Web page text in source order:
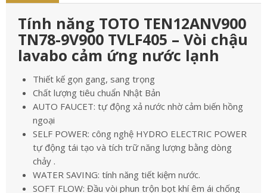
Tính năng TOTO TEN12ANV900
TN78-9V900 TVLF405 – Vòi chậu
lavabo cảm ứng nước lạnh
Thiết kế gọn gang, sang trọng
Chất lượng tiêu chuẩn Nhật Bản
AUTO FAUCET: tự động xả nước nhờ cảm biến hồng
ngoại
SELF POWER: công nghệ HYDRO ELECTRIC POWER
tự động tái tạo và tích trữ năng lượng bằng dòng
chảy .
WATER SAVING: tính năng tiết kiệm nước.
SOFT FLOW: Đầu vòi phun trộn bọt khí êm ái chống